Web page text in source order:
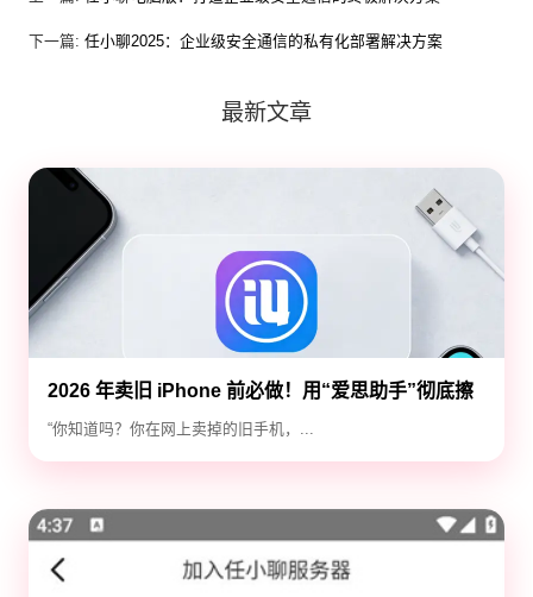
下一篇: 任小聊2025：企业级安全通信的私有化部署解决方案
最新文章
2026 年卖旧 iPhone 前必做！用“爱思助手”彻底擦
除隐私，防止数据泄露
“你知道吗？你在网上卖掉的旧手机，...